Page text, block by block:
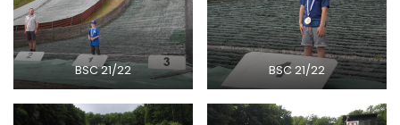
BSC 21/22 BSC 21/22